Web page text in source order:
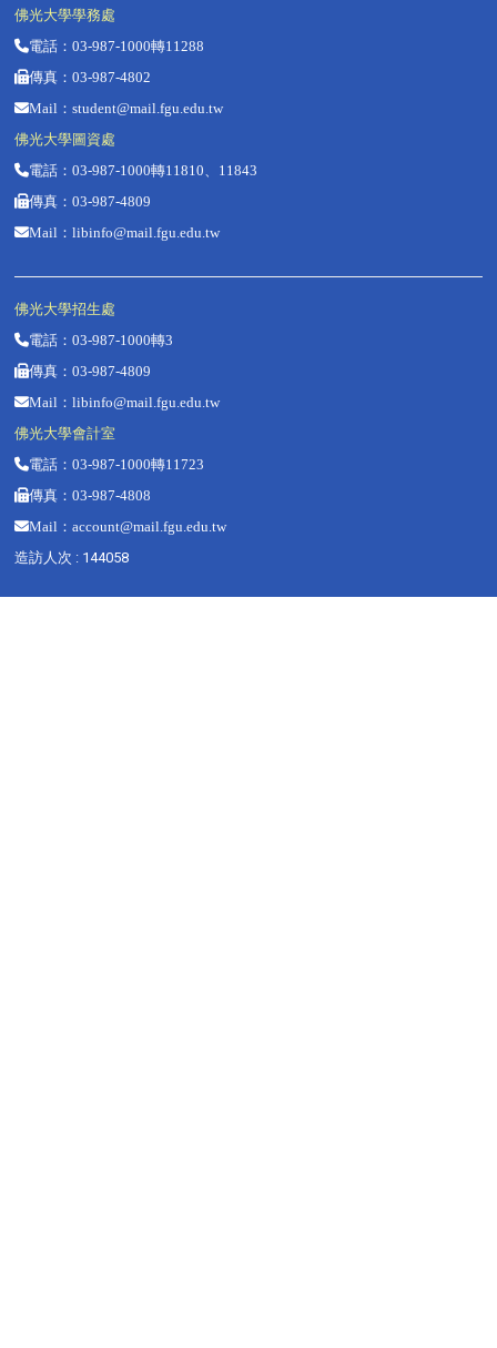
佛光大學學務處
電話： 03-987-1000轉11288
傳真： 03-987-4802
Mail： student@mail.fgu.edu.tw
佛光大學圖資處
電話： 03-987-1000轉11810
11843
傳真： 03-987-4809
Mail： libinfo@mail.fgu.edu.tw
佛光大學招生處
電話： 03-987-1000轉3
傳真： 03-987-4809
Mail： libinfo@mail.fgu.edu.tw
佛光大學會計室
電話： 03-987-1000轉11723
傳真： 03-987-4808
Mail： account@mail.fgu.edu.tw
造訪人次 : 144058